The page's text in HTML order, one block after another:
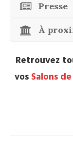
Presse
À
Retrouvez
vos Salons